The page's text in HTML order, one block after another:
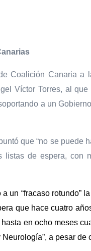
Coalición Canaria a
Víctor Torres, al
a un
que “no se puede
listas de espera, con
un “fracaso rotundo”
que hace cuatro
en ocho meses
a pesar